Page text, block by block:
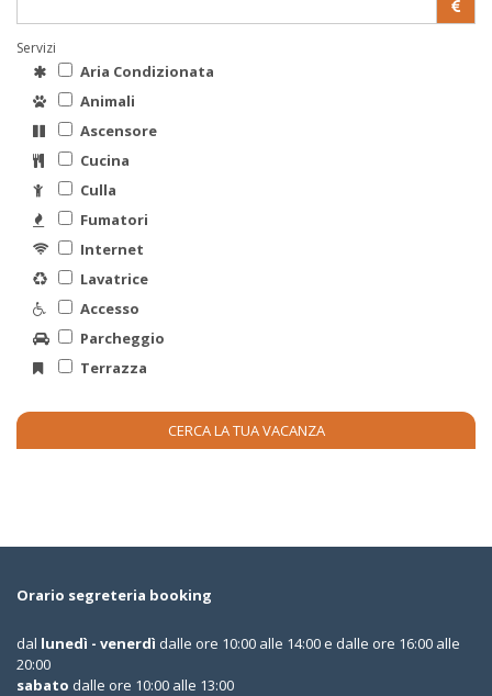
Servizi
Aria Condizionata
Animali
Ascensore
Cucina
Culla
Fumatori
Internet
Lavatrice
Accesso
Parcheggio
Terrazza
Orario segreteria booking
dal lunedì - venerdì dalle ore 10:00 alle 14:00 e dalle ore 16:00 alle
20:00
sabato dalle ore 10:00 alle 13:00